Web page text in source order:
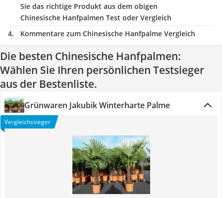
Sie das richtige Produkt aus dem obigen
Chinesische Hanfpalmen Test oder Vergleich
Kommentare zum Chinesische Hanfpalme Vergleich
Die besten Chinesische Hanfpalmen:
Wählen Sie Ihren persönlichen Testsieger
aus der Bestenliste.
Grünwaren Jakubik Winterharte Palme
Vergleichssieger